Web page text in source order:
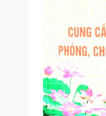
Ăn sạch sống khỏe
Cải chính